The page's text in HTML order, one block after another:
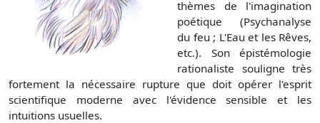
thèmes de l'imagination
poétique (Psychanalyse
du feu ; L'Eau et les Rêves,
etc.). Son épistémologie
rationaliste souligne très
fortement la nécessaire rupture que doit opérer l'esprit
scientifique moderne avec l'évidence sensible et les
intuitions usuelles.